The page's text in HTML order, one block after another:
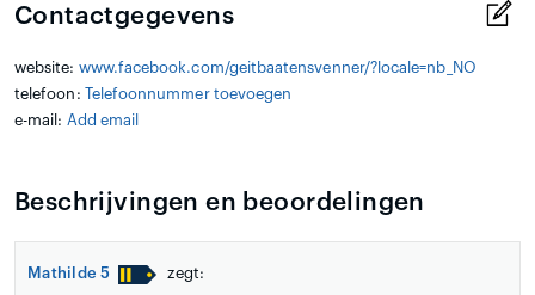
Contactgegevens
website: www.facebook.com/geitbaatensvenner/?locale=nb_NO
telefoon:
Telefoonnummer toevoegen
e-mail: Add email
Beschrijvingen en beoordelingen
Mathilde 5 zegt: